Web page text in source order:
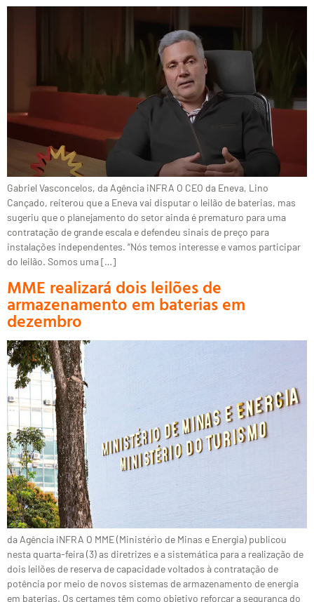
Gabriel Vasconcelos, da Agência iNFRA O CEO da Eneva, Lino
Cançado, reiterou que a Eneva vai disputar o leilão de baterias, mas
sugeriu que o planejamento do setor ainda é prematuro para uma
contratação de grande escala e defendeu sinais de preço para
instalações independentes. “Nós temos interesse e vamos participar
do leilão. Somos uma […]
MME realizará dois leilões de
armazenamento em baterias em
dezembro
da Agência iNFRA O MME (Ministério de Minas e Energia) publicou
nesta quarta-feira (3) as diretrizes e a sistemática para a realização de
dois leilões de reserva de capacidade voltados à contratação de
potência por meio de novos sistemas de armazenamento de energia
em baterias. Os certames têm como objetivo reforçar a segurança do